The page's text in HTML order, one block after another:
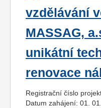
vzdělávání
MASSAG,
unikátní
renovace
Registrační číslo
Datum zahájení: 01.